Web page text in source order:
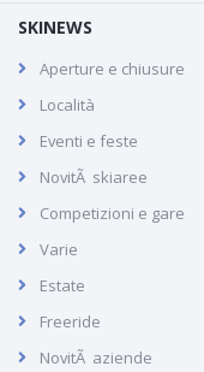
SKINEWS
Aperture e chiusure
Località
Eventi e feste
NovitÃ skiaree
Competizioni e gare
Varie
Estate
Freeride
NovitÃ aziende